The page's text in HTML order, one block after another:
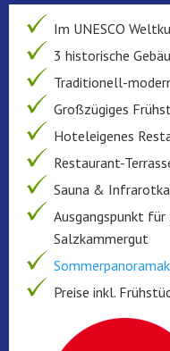
Im UNESCO
3 historische
Traditionell-
Großzügiges
Hoteleigenes
Restaurant-
Sauna &
Ausgangspunkt für
Salzkammergut
Preise inkl.